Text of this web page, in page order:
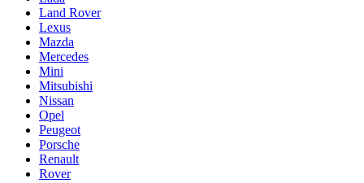
Land Rover
Lexus
Mazda
Mercedes
Mini
Mitsubishi
Nissan
Opel
Peugeot
Porsche
Renault
Rover